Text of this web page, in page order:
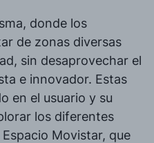
donde los
de zonas diversas
sin desaprovechar el
e innovador. Estas
en el usuario y su
los diferentes
Movistar, que